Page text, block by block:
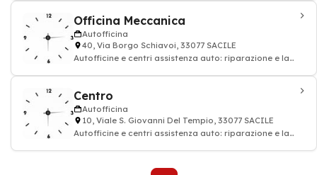
Officina Meccanica
Autofficina
40, Via Borgo Schiavoi, 33077 SACILE
Autofficine e centri assistenza auto: riparazione e la
Centro
Autofficina
10, Viale S. Giovanni Del Tempio, 33077 SACILE
Autofficine e centri assistenza auto: riparazione e la